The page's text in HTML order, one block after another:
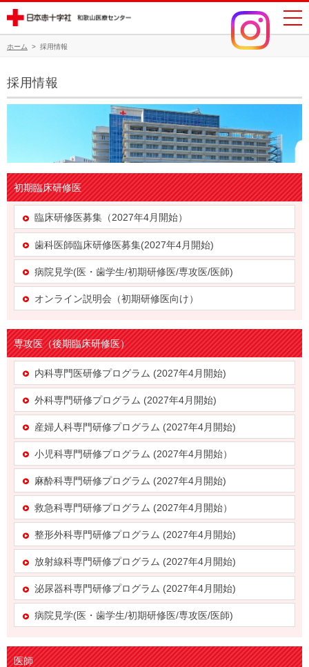
ホーム > 採用情報
採用情報
初期臨床研修医
臨床研修医募集（2027年4月開始）
歯科医師臨床研修医募集(2027年4月開始)
病院見学(医・歯学生/初期研修医/専攻医/医師)
オンライン説明会（初期研修医向け）
専攻医（後期臨床研修医）
内科専門医研修プログラム (2027年4月開始)
外科専門研修プログラム (2027年4月開始)
産婦人科専門研修プログラム (2027年4月開始)
小児科専門研修プログラム (2027年4月開始）
麻酔科専門研修プログラム (2027年4月開始)
救急科専門研修プログラム (2027年4月開始）
整形外科専門研修プログラム (2027年4月開始)
放射線科専門研修プログラム (2027年4月開始)
泌尿器科専門研修プログラム (2027年4月開始)
病院見学(医・歯学生/初期研修医/専攻医/医師)
医師